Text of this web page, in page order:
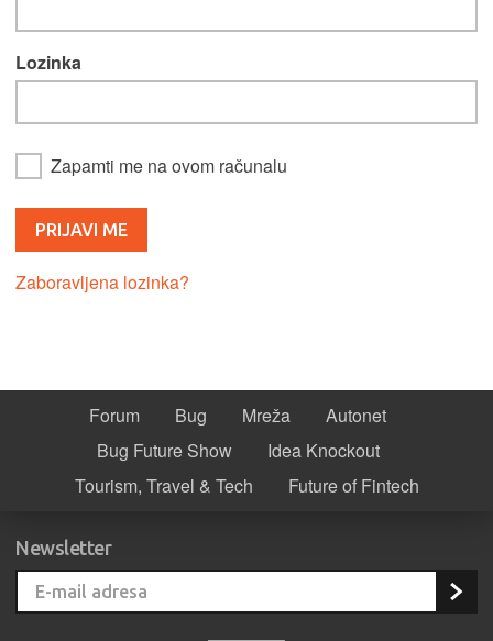
Lozinka
Zapamti me na ovom računalu
Zaboravljena lozinka?
Forum Bug Mreža
Autonet
Bug Future Show
Idea Knockout
Tourism, Travel & Tech
Future of Fintech
Newsletter